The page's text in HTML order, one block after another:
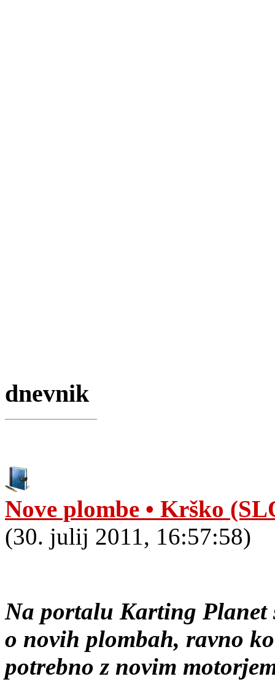
dnevnik
Nove plombe • Krško
(30. julij 2011, 16:57:58)
Na portalu Karting Planet
o novih plombah, ravno
potrebno z novim